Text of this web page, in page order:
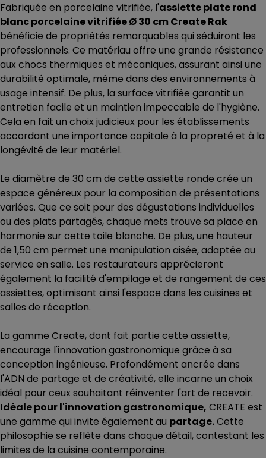
Fabriquée en porcelaine vitrifiée, l'assiette plate rond
blanc porcelaine vitrifiée Ø 30 cm Create Rak
bénéficie de propriétés remarquables qui séduiront les
professionnels. Ce matériau offre une grande résistance
aux chocs thermiques et mécaniques, assurant ainsi une
durabilité optimale, même dans des environnements à
usage intensif. De plus, la surface vitrifiée garantit un
entretien facile et un maintien impeccable de l'hygiène.
Cela en fait un choix judicieux pour les établissements
accordant une importance capitale à la propreté et à la
longévité de leur matériel.
Le diamètre de 30 cm de cette assiette ronde crée un
espace généreux pour la composition de présentations
variées. Que ce soit pour des dégustations individuelles
ou des plats partagés, chaque mets trouve sa place en
harmonie sur cette toile blanche. De plus, une hauteur
de 1,50 cm permet une manipulation aisée, adaptée au
service en salle. Les restaurateurs apprécieront
également la facilité d'empilage et de rangement de ces
assiettes, optimisant ainsi l'espace dans les cuisines et
salles de réception.
La gamme Create, dont fait partie cette assiette,
encourage l'innovation gastronomique grâce à sa
conception ingénieuse. Profondément ancrée dans
l'ADN de partage et de créativité, elle incarne un choix
idéal pour ceux souhaitant réinventer l'art de recevoir.
Idéale pour l'innovation gastronomique, CREATE est
une gamme qui invite également au partage.Cette
philosophie se reflète dans chaque détail, contestant les
limites de la cuisine contemporaine.